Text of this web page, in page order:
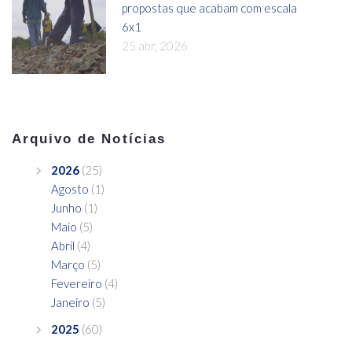
propostas que acabam com escala
6x1
25 abr, 2026
Arquivo de Notícias
2026 (25)
Agosto (1)
Junho (1)
Maio (5)
Abril (4)
Março (5)
Fevereiro (4)
Janeiro (5)
2025 (60)